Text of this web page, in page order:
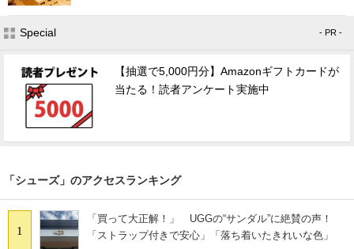
Special - PR -
【抽選で5,000円分】Amazonギフトカードが
当たる！読者アンケート実施中
「シューズ」のアクセスランキング
1
「買って大正解！」 UGGの“サンダル”に絶賛の声！
「ストラップ付きで安心」「落ち着いたきれいな色」